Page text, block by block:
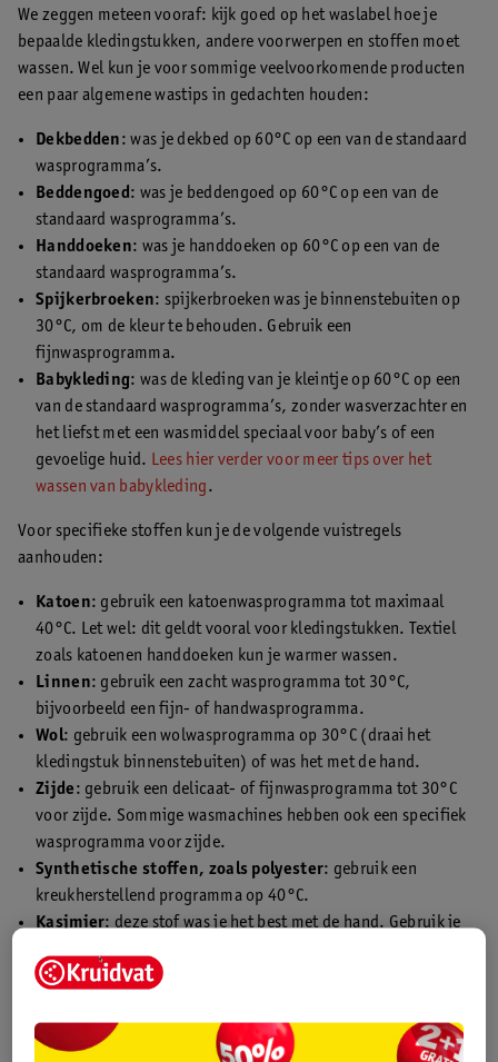
We zeggen meteen vooraf: kijk goed op het waslabel hoe je
bepaalde kledingstukken, andere voorwerpen en stoffen moet
wassen. Wel kun je voor sommige veelvoorkomende producten
een paar algemene wastips in gedachten houden:
Dekbedden: was je dekbed op 60°C op een van de standaard
wasprogramma’s.
Beddengoed: was je beddengoed op 60°C op een van de
standaard wasprogramma’s.
Handdoeken: was je handdoeken op 60°C op een van de
standaard wasprogramma’s.
Spijkerbroeken: spijkerbroeken was je binnenstebuiten op
30°C, om de kleur te behouden. Gebruik een
fijnwasprogramma.
Babykleding: was de kleding van je kleintje op 60°C op een
van de standaard wasprogramma’s, zonder wasverzachter en
het liefst met een wasmiddel speciaal voor baby’s of een
gevoelige huid. Lees hier verder voor meer tips over het
wassen van babykleding.
Voor specifieke stoffen kun je de volgende vuistregels
aanhouden:
Katoen: gebruik een katoenwasprogramma tot maximaal
40°C. Let wel: dit geldt vooral voor kledingstukken. Textiel
zoals katoenen handdoeken kun je warmer wassen.
Linnen: gebruik een zacht wasprogramma tot 30°C,
bijvoorbeeld een fijn- of handwasprogramma.
Wol: gebruik een wolwasprogramma op 30°C (draai het
kledingstuk binnenstebuiten) of was het met de hand.
Zijde: gebruik een delicaat- of fijnwasprogramma tot 30°C
voor zijde. Sommige wasmachines hebben ook een specifiek
wasprogramma voor zijde.
Synthetische stoffen, zoals polyester: gebruik een
kreukherstellend programma op 40°C.
Kasjmier: deze stof was je het best met de hand. Gebruik je
binnenstebuiten en kies voor een wol- of
Nogmaals, dit zijn algemene richtlijnen. Check het waslabel